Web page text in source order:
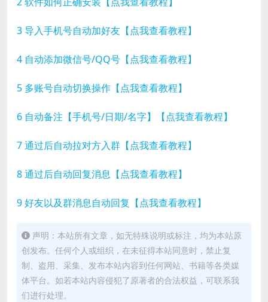
3 导入手机号自动加好友【点我查看教程】
4 自动添加微信号/QQ号【点我查看教程】
5 多账号自动切换操作【点我查看教程】
6 自动备注【手机号/日期/名字】【点我查看教程】
7 通过后自动拉对方入群【点我查看教程】
8 通过后自动回复消息【点我查看教程】
9 好友以及群消息自动回复【点我查看教程】
声明：本站所有文章，如无特殊说明或标注，均为本站原
创发布。任何个人或组织，在未征得本站同意时，禁止复
制、盗用、采集、发布本站内容到任何网站、书籍等各类媒
体平台。如若本站内容侵犯了原著者的合法权益，可联系我
们进行处理。